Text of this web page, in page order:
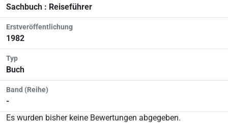
Sachbuch : Reiseführer
Erstveröffentlichung
1982
Typ
Buch
Band (Reihe)
-
Es wurden bisher keine Bewertungen abgegeben.